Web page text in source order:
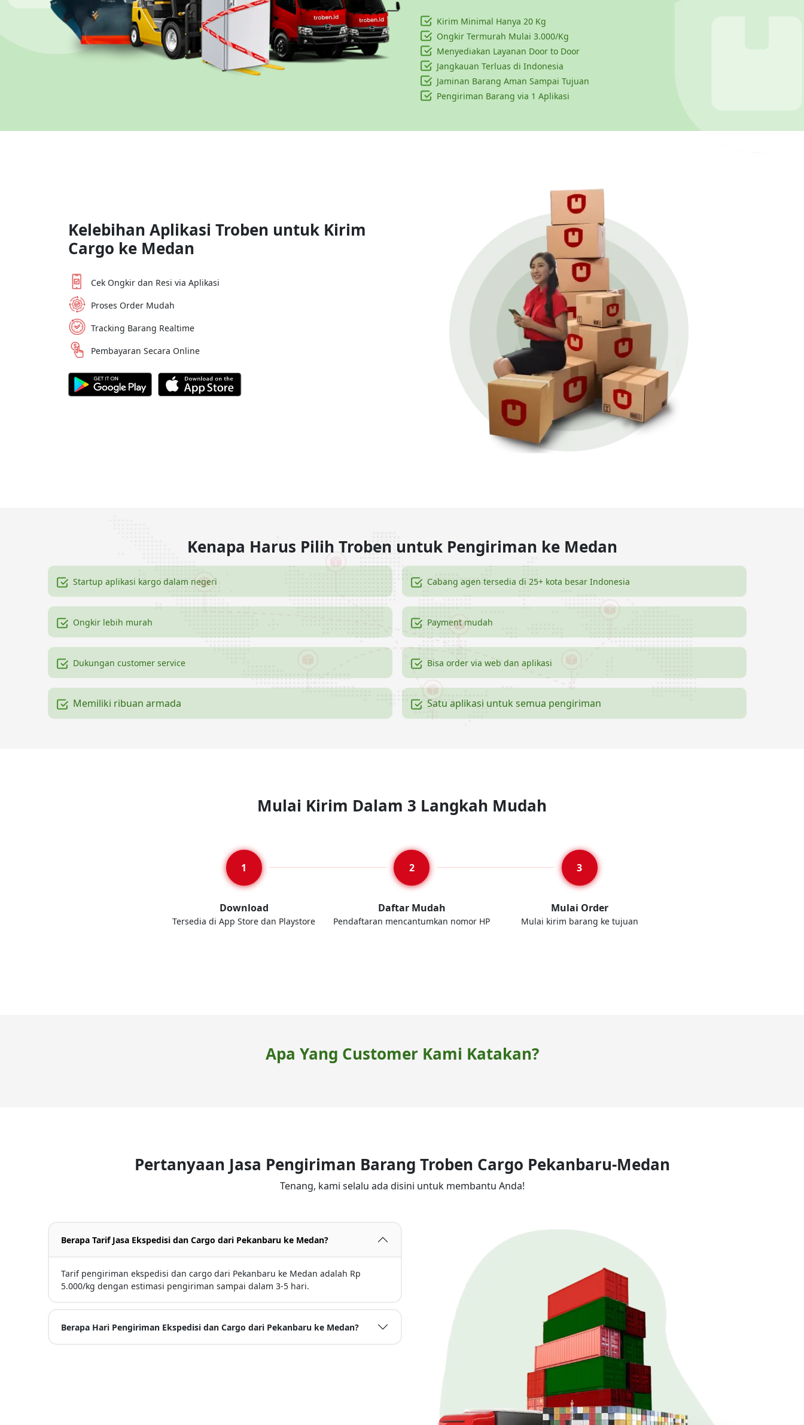
Kirim Minimal Hanya 20 Kg
Ongkir Termurah Mulai 3.000/Kg
Menyediakan Layanan Door to Door
Jangkauan Terluas di Indonesia
Jaminan Barang Aman Sampai Tujuan
Pengiriman Barang via 1 Aplikasi
Kelebihan Aplikasi Troben untuk Kirim
Cargo ke Medan
Cek Ongkir dan Resi via Aplikasi
Proses Order Mudah
Tracking Barang Realtime
Pembayaran Secara Online
Kenapa Harus Pilih Troben untuk Pengiriman ke Medan
Startup aplikasi kargo dalam negeri Cabang agen tersedia di 25+ kota besar Indonesia
Ongkir lebih murah Payment mudah
Dukungan customer service Bisa order via web dan aplikasi
Memiliki ribuan armada Satu aplikasi untuk semua pengiriman
Mulai Kirim Dalam 3 Langkah Mudah
Download
Tersedia di App Store dan Playstore
Daftar Mudah
Pendaftaran mencantumkan nomor HP
Mulai Order
Mulai kirim barang ke tujuan
Apa Yang Customer Kami Katakan?
Pertanyaan Jasa Pengiriman Barang Troben Cargo Pekanbaru-Medan
Tenang, kami selalu ada disini untuk membantu Anda!
Berapa Tarif Jasa Ekspedisi dan Cargo dari Pekanbaru ke Medan?
Tarif pengiriman ekspedisi dan cargo dari Pekanbaru ke Medan adalah Rp
5.000/kg dengan estimasi pengiriman sampai dalam 3-5 hari.
Berapa Hari Pengiriman Ekspedisi dan Cargo dari Pekanbaru ke Medan?